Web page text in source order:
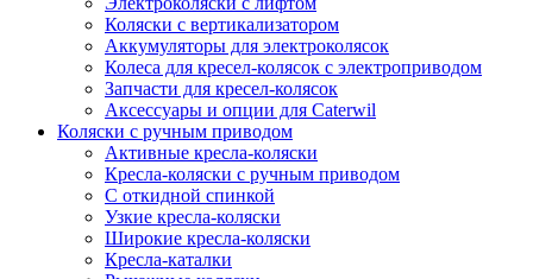
Коляски с вертикализатором
Аккумуляторы для электроколясок
Колеса для кресел-колясок с электроприводом
Запчасти для кресел-колясок
Аксессуары и опции для Caterwil
Коляски с ручным приводом
Активные кресла-коляски
Кресла-коляски с ручным приводом
С откидной спинкой
Узкие кресла-коляски
Широкие кресла-коляски
Кресла-каталки